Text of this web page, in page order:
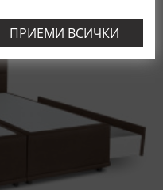
ПРИЕМИ ВСИЧКИ